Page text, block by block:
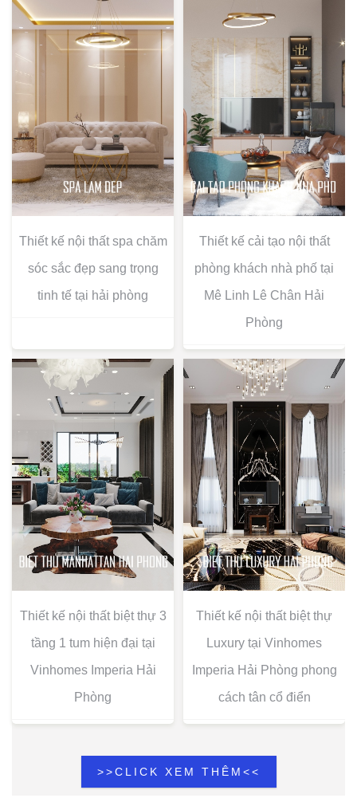
Thiết kế nội thất spa chăm
sóc sắc đẹp sang trọng
tinh tế tại hải phòng
Thiết kế cải tạo nội thất
phòng khách nhà phố tại
Mê Linh Lê Chân Hải
Phòng
Thiết kế nội thất biệt thự 3
tầng 1 tum hiện đại tại
Vinhomes Imperia Hải
Phòng
Thiết kế nội thất biệt thự
Luxury tại Vinhomes
Imperia Hải Phòng phong
cách tân cổ điển
>>CLICK XEM THÊM<<